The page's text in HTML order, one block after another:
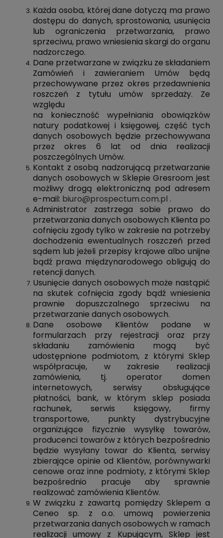
Każda osoba, której dane dotyczą ma prawo
dostępu do danych, sprostowania, usunięcia
lub ograniczenia przetwarzania, prawo
sprzeciwu, prawo wniesienia skargi do organu
nadzorczego.
Dane przetwarzane w związku ze składaniem
Zamówień i zawieraniem Umów będą
przechowywane przez okres przedawnienia
roszczeń z tytułu umów sprzedaży. Ze
względu
na konieczność wypełniania obowiązków
natury podatkowej i księgowej, część tych
danych osobowych będzie przechowywana
przez okres 6 lat od dnia realizacji
poszczególnych Umów.
Kontakt z osobą nadzorującą przetwarzanie
danych osobowych w Sklepie Gresroom jest
możliwy drogą elektroniczną pod adresem
e-mail: biuro@prospectum.com.pl .
Administrator zastrzega sobie prawo do
przetwarzania danych osobowych Klienta po
cofnięciu zgody tylko w zakresie na potrzeby
dochodzenia ewentualnych roszczeń przed
sądem lub jeżeli przepisy krajowe albo unijne
bądź prawa międzynarodowego obligują do
retencji danych.
Usunięcie danych osobowych może nastąpić
na skutek cofnięcia zgody bądź wniesienia
prawnie dopuszczalnego sprzeciwu na
przetwarzanie danych osobowych.
Dane osobowe Klientów podane w
formularzach przy rejestracji oraz przy
składaniu zamówienia mogą być
udostępnione podmiotom, z którymi Sklep
współpracuje, w zakresie realizacji
zamówienia, tj. operator domen
internetowych, serwisy obsługujące
płatności, bank, w którym sklep posiada
rachunek, serwis księgowy, firmy
transportowe, punkty dystrybucyjne
organizujące fizycznie wysyłkę towarów,
producenci towarów z których bezpośrednio
będzie wysyłany towar do Klienta, serwisy
zbierające opinie od Klientów, porównywarki
cenowe oraz inne podmioty, z którymi Sklep
bezpośrednio pracuje aby sprawnie
realizować zamówienia Klientów.
W związku z zawartą pomiędzy Sklepem a
Ceneo sp. z o.o. umową powierzenia
przetwarzania danych osobowych w ramach
realizacji umowy z Kupującym, Sklep jest